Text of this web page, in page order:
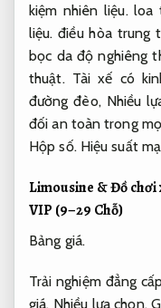
kiệm nhiên liệu. loa
liệu. điều hòa trung
bọc da độ nghiêng
thuật. Tài xế có
đường đèo, Nhiều
đối an toàn trong
Hộp số. Hiệu suất
Limousine &Đồ chơi
VIP (9–29 Chỗ)
Bảng giá.
Trải nghiệm đẳng
giá. Nhiều lựa chọn.